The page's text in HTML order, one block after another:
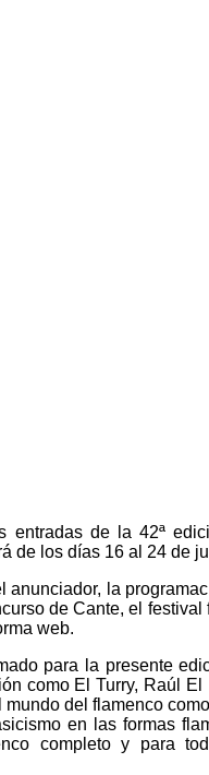
entradas de la 42ª
de los días 16 al 24 de
anunciador, la
de Cante, el festival
web.
para la presente
como El Turry, Raúl El
del flamenco
en las formas
completo y para